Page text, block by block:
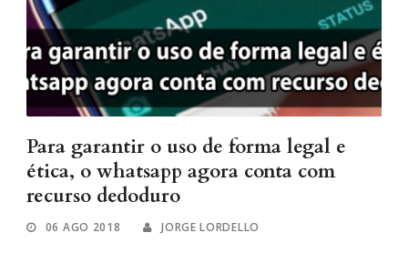
Para garantir o uso de forma legal e
ética, o whatsapp agora conta com
recurso dedoduro
06 AGO 2018 JORGE LORDELLO